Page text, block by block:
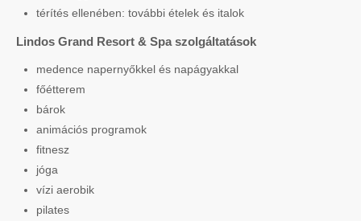
térítés ellenében: további ételek és italok
Lindos Grand Resort & Spa szolgáltatások
medence napernyőkkel és napágyakkal
főétterem
bárok
animációs programok
fitnesz
jóga
vízi aerobik
pilates